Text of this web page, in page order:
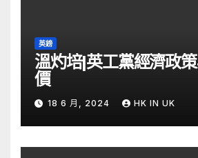
英鎊
溫灼培|英工黨經濟政
價
18 6 月, 2024 HK IN UK